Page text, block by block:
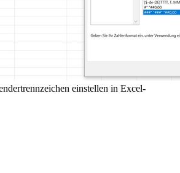
einstellen in Excel-